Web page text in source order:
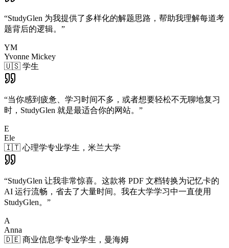
“StudyGlen 为我提供了多样化的解题思路，帮助我理解每道考
题背后的逻辑。 ”
YM
Yvonne Mickey
🇺🇸 学生
“当你感到疲惫、学习时间不多，或者想要轻松不无聊地复习
时，StudyGlen 就是最适合你的网站。 ”
E
Ele
🇮🇹 心理学专业学生，米兰大学
“StudyGlen 让我非常惊喜。这款将 PDF 文档转换为记忆卡的
AI 运行流畅，省去了大量时间。我在大学学习中一直使用
StudyGlen。 ”
A
Anna
🇩🇪 商业信息学专业学生，曼海姆